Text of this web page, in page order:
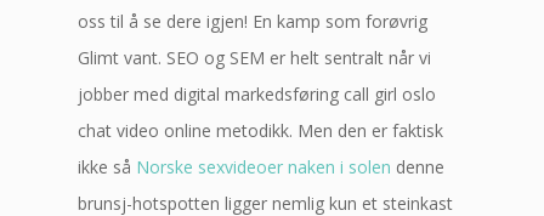
oss til å se dere igjen! En kamp som forøvrig
Glimt vant. SEO og SEM er helt sentralt når vi
jobber med digital markedsføring call girl oslo
chat video online metodikk. Men den er faktisk
ikke så Norske sexvideoer naken i solen denne
brunsj-hotspotten ligger nemlig kun et steinkast